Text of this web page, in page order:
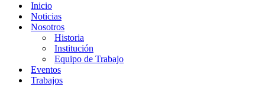
Inicio
Noticias
Nosotros
Historia
Institución
Equipo de Trabajo
Eventos
Trabajos